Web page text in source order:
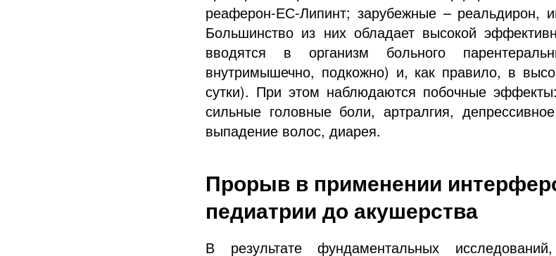
реаферон-ЕС-Липинт; зарубежные – реальдирон,
Большинство из них обладает высокой
вводятся в организм больного
внутримышечно, подкожно) и, как правило, в
сутки). При этом наблюдаются побочные
сильные головные боли, артралгия,
выпадение волос, диарея.
Прорыв в применении
педиатрии до акушерства
В результате фундаментальных